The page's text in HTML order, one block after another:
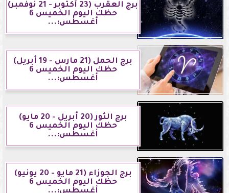
برج العقرب (23 أكتوبر - 21 نوفمبر)
حظك اليوم الخميس 6
أغسطس:...
برج الحمل (21 مارس - 19 أبريل)
حظك اليوم الخميس 6
أغسطس:...
برج الثور (20 أبريل - 20 مايو)
حظك اليوم الخميس 6
أغسطس:...
برج الجوزاء (21 مايو - 20 يونيو)
حظك اليوم الخميس 6
أغسطس:...